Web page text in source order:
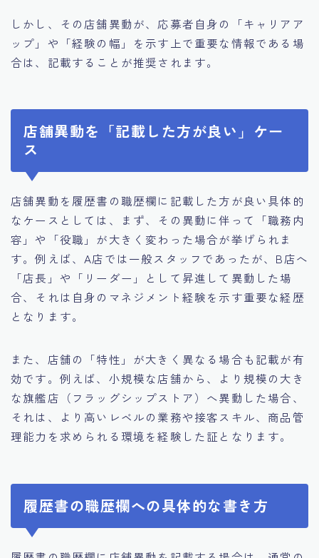
しかし、その店舗異動が、応募者自身の「キャリアア
ップ」や「経験の幅」を示す上で重要な情報である場
合は、記載することが推奨されます。
店舗異動を「記載した方が良い」ケー
ス
店舗異動を履歴書の職歴欄に記載した方が良い具体的
なケースとしては、まず、その異動に伴って「職務内
容」や「役職」が大きく変わった場合が挙げられま
す。例えば、A店では一般スタッフであったが、B店へ
「店長」や「リーダー」として昇進して異動した場
合、それは自身のマネジメント経験を示す重要な経歴
となります。
また、店舗の「特性」が大きく異なる場合も記載が有
効です。例えば、小規模な店舗から、より規模の大き
な旗艦店（フラッグシップストア）へ異動した場合、
それは、より高いレベルの業務や接客スキル、商品管
理能力を求められる環境を経験した証となります。
履歴書の職歴欄への具体的な書き方